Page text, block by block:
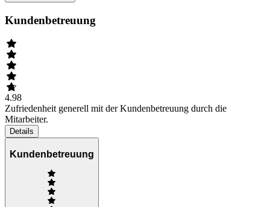
Kundenbetreuung
4.98
Zufriedenheit generell mit der Kundenbetreuung durch die
Mitarbeiter.
Details
Kundenbetreuung